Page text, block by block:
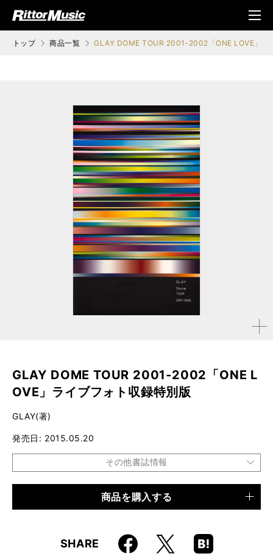
ジック (Rittor Musi
メニ
ュ
トップ 商品一覧 GLAY DOME TOUR 2001-2002「ONE LOVE」ラ
拡大す
GLAY DOME TOUR 2001-2002「ONE L
OVE」ライブフォト収録特別版
GLAY(著)
発売日 2015.05.20
その他書誌情報
商品を購入する
SHARE Faceboo
k
X
Hatena
Boo